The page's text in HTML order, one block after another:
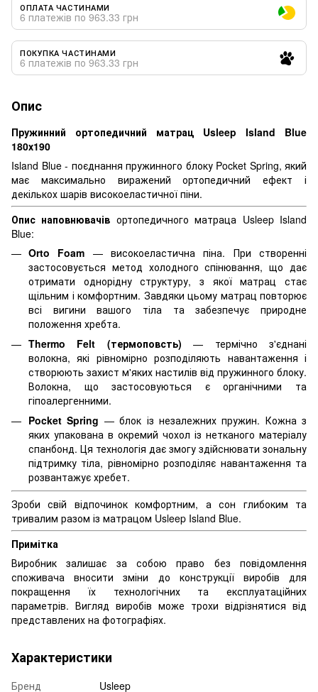
ОПЛАТА ЧАСТИНАМИ
6 платежів по 963.33 грн
ПОКУПКА ЧАСТИНАМИ
6 платежів по 963.33 грн
Опис
Пружинний ортопедичний матрац Usleep Island Blue
180х190
Island Blue - поєднання пружинного блоку Pocket Spring, який
має максимально виражений ортопедичний ефект і
декількох шарів високоеластичної піни.
Опис наповнювачів ортопедичного матраца Usleep Island
Blue:
Orto Foam — високоеластична піна. При створенні
застосовується метод холодного спінювання, що дає
отримати однорідну структуру, з якої матрац стає
щільним і комфортним. Завдяки цьому матрац повторює
всі вигини вашого тіла та забезпечує природне
положення хребта.
Thermo Felt (термоповсть) — термічно з'єднані
волокна, які рівномірно розподіляють навантаження і
створюють захист м'яких настилів від пружинного блоку.
Волокна, що застосовуються є органічними та
гіпоалергенними.
Pocket Spring — блок із незалежних пружин. Кожна з
яких упакована в окремий чохол із нетканого матеріалу
спанбонд. Ця технологія дає змогу здійснювати зональну
підтримку тіла, рівномірно розподіляє навантаження та
розвантажує хребет.
Зроби свій відпочинок комфортним, а сон глибоким та
тривалим разом із матрацом Usleep Island Blue.
Примітка
Виробник залишає за собою право без повідомлення
споживача вносити зміни до конструкції виробів для
покращення їх технологічних та експлуатаційних
параметрів. Вигляд виробів може трохи відрізнятися від
представлених на фотографіях.
Характеристики
Бренд
Usleep